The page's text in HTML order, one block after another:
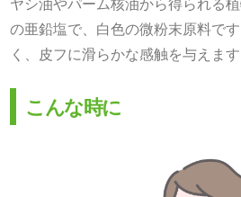
の亜鉛塩で、白色の微粉末原料で
く、皮フに滑らかな感触を与えます
こんな時に